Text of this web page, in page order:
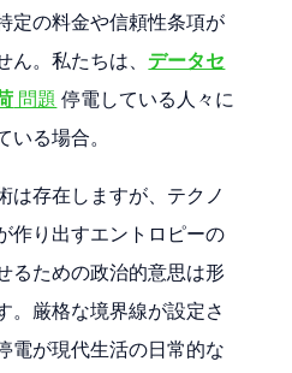
定の料金や信頼性条項が
。私たちは、 データセ
問題 停電している人々に
る場合。
は存在しますが、テクノ
作り出すエントロピーの
るための政治的意思は形
。厳格な境界線が設定さ
電が現代生活の日常的な